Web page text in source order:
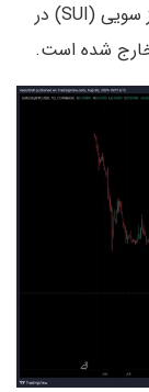
این کارشناس اقتصاد کلان می‌گوید که جفت ارز سویی (SUI) در